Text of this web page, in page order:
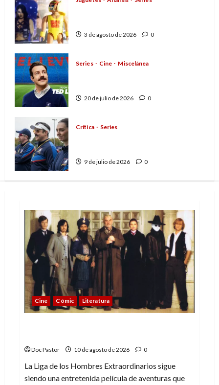
3 de agosto de 2026 0
Series Cine Miscelánea
20 de julio de 2026 0
Crítica Series
9 de julio de 2026 0
Cine Cómic Literatura
Doc Pastor 10 de agosto de 2026 0
La Liga de los Hombres Extraordinarios sigue
siendo una entretenida película de aventuras que